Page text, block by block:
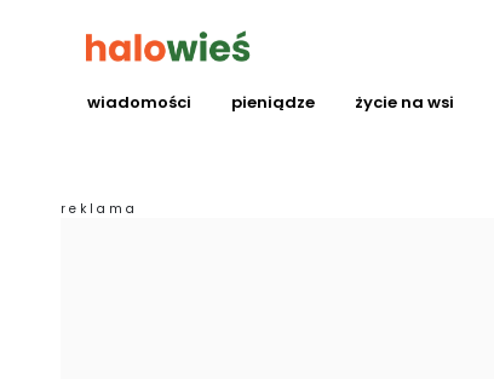
wiadomości pieniądze życie na wsi